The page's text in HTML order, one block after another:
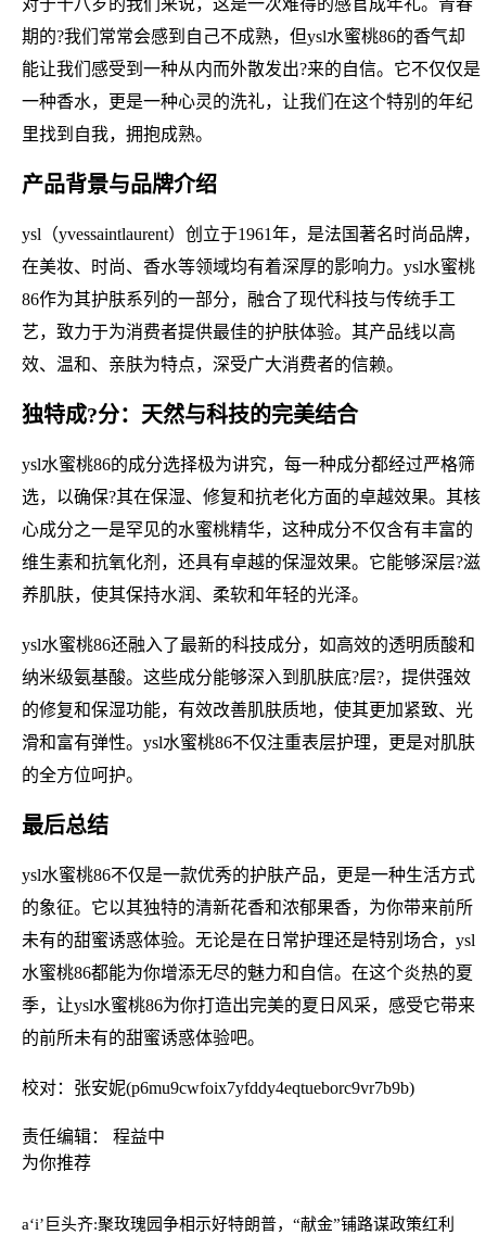
期的?我们常常会感到自己不成熟，但ysl水蜜桃86的香气却
能让我们感受到一种从内而外散发出?来的自信。它不仅仅是
一种香水，更是一种心灵的洗礼，让我们在这个特别的年纪
里找到自我，拥抱成熟。
产品背景与品牌介绍
ysl（yvessaintlaurent）创立于1961年，是法国著名时尚品牌，
在美妆、时尚、香水等领域均有着深厚的影响力。ysl水蜜桃
86作为其护肤系列的一部分，融合了现代科技与传统手工
艺，致力于为消费者提供最佳的护肤体验。其产品线以高
效、温和、亲肤为特点，深受广大消费者的信赖。
独特成?分：天然与科技的完美结合
ysl水蜜桃86的成分选择极为讲究，每一种成分都经过严格筛
选，以确保?其在保湿、修复和抗老化方面的卓越效果。其核
心成分之一是罕见的水蜜桃精华，这种成分不仅含有丰富的
维生素和抗氧化剂，还具有卓越的保湿效果。它能够深层?滋
养肌肤，使其保持水润、柔软和年轻的光泽。
ysl水蜜桃86还融入了最新的科技成分，如高效的透明质酸和
纳米级氨基酸。这些成分能够深入到肌肤底?层?，提供强效
的修复和保湿功能，有效改善肌肤质地，使其更加紧致、光
滑和富有弹性。ysl水蜜桃86不仅注重表层护理，更是对肌肤
的全方位呵护。
最后总结
ysl水蜜桃86不仅是一款优秀的护肤产品，更是一种生活方式
的象征。它以其独特的清新花香和浓郁果香，为你带来前所
未有的甜蜜诱惑体验。无论是在日常护理还是特别场合，ysl
水蜜桃86都能为你增添无尽的魅力和自信。在这个炎热的夏
季，让ysl水蜜桃86为你打造出完美的夏日风采，感受它带来
的前所未有的甜蜜诱惑体验吧。
校对：张安妮(p6mu9cwfoix7yfddy4eqtueborc9vr7b9b)
责任编辑： 程益中
为你推荐
a‘i’巨头齐:聚玫瑰园争相示好特朗普，“献金”铺路谋政策红利